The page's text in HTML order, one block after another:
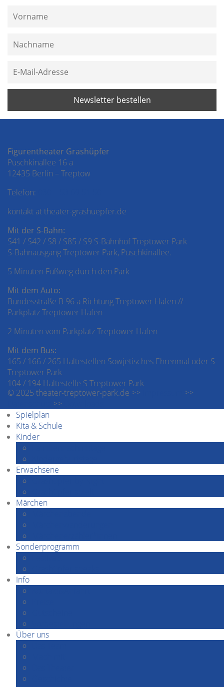
Figurentheater Grashüpfer
Puschkinallee 16 a
12435 Berlin – Treptow
Telefon:
kontakt at theater-grashuepfer.de
Mit der S-Bahn:
S41 / S42 / S8 / S85 / S9 S-Bahnhof Treptower Park
S-Bahnausgang Treptower Park, Puschkinallee.
5 Minuten Fußweg durch den Park
Mit dem Auto:
Bundesstraße B 96 a Richtung Treptower Hafen //
Parkplatz Treptower Hafen
2 Minuten vom Parkplatz Treptower Hafen
Mit dem Bus:
165 / 166 / 265 Haltestellen Sowjetisches Ehrenmal oder S
Treptower Park
104 / 194 Haltestelle S Treptower Park
© 2025 theater-treptower-park.de >>
>>
>>
Spielplan
Kita & Schule
Kinder
Erwachsene
Märchen
Sonderprogramm
Info
Über uns